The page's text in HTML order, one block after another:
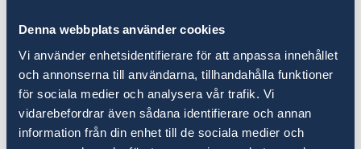
Denna webbplats använder cookies
Vi använder enhetsidentifierare för att anpassa innehållet
och annonserna till användarna, tillhandahålla funktioner
för sociala medier och analysera vår trafik. Vi
vidarebefordrar även sådana identifierare och annan
information från din enhet till de sociala medier och
15 Feb 2023
Minister for Foreign Affairs Tobias
Billström presented the Government’s
2023 Statement of Foreign Policy at
the parliamentary debate on foreign